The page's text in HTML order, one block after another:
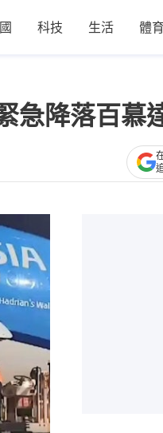
科技 生活 體育
急降落百